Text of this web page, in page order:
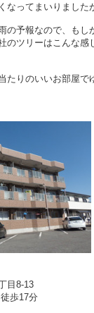
なってまいりました
の予報なので、も
のツリーはこんな
たりのいいお部屋
目8-13
歩17分